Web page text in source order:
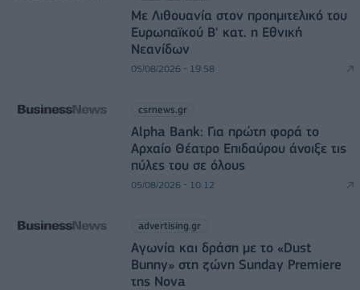
Με Λιθουανία στον προημιτελικό του
Ευρωπαϊκού Β' κατ. η Εθνική
Νεανίδων
05/08/2026 - 19:58
csrnews.gr
Alpha Bank: Για πρώτη φορά το
Αρχαίο Θέατρο Επιδαύρου άνοιξε τις
πύλες του σε όλους
05/08/2026 - 10:12
advertising.gr
Αγωνία και δράση με το «Dust
Bunny» στη ζώνη Sunday Premiere
της Nova